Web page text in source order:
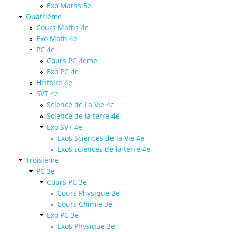
Exo Maths 5e
Quatrième
Cours Maths 4e
Exo Math 4e
PC 4e
Cours PC 4eme
Exo PC 4e
Histoire 4e
SVT 4e
Science de La Vie 4e
Science de la terre 4e
Exo SVT 4e
Exos Sciences de la Vie 4e
Exos sciences de la terre 4e
Troisième
PC 3e
Cours PC 3e
Cours Physique 3e
Cours Chimie 3e
Exo PC 3e
Exos Physique 3e